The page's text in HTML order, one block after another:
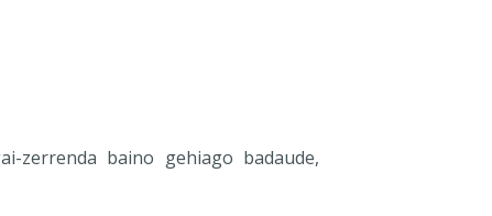
zerrenda baino gehiago badaude,